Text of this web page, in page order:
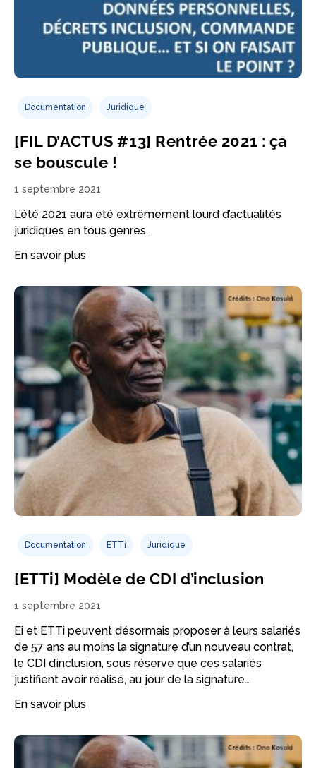
Documentation Juridique
[FIL D’ACTUS #13] Rentrée 2021 : ça
se bouscule !
1 septembre 2021
L’été 2021 aura été extrêmement lourd d’actualités
juridiques en tous genres.
En savoir plus
Documentation ETTi Juridique
[ETTi] Modèle de CDI d’inclusion
1 septembre 2021
Ei et ETTi peuvent désormais proposer à leurs salariés
de 57 ans au moins la signature d’un nouveau contrat,
le CDI d’inclusion, sous réserve que ces salariés
justifient avoir réalisé, au jour de la signature…
En savoir plus